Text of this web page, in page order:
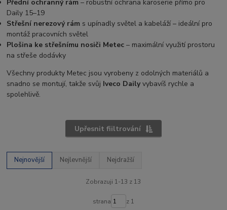
Přední ochranný rám – robustní ochrana karoserie přímo pro
Daily 15–19
Střešní nerezový rám s upínadly světel a kabeláží – ideální pro
montáž pracovních světel
Plošina ke střešnímu nosiči Metec – maximální využití prostoru
na střeše dodávky
Všechny produkty Metec jsou vyrobeny z odolných materiálů a
snadno se montují, takže svůj Iveco Dailyvybavíš rychle a
spolehlivě.
Upřesnit fiiltrování
Nejnovější Nejlevnější Nejdražší
Zobrazuji 1-13 z 13
strana z 1